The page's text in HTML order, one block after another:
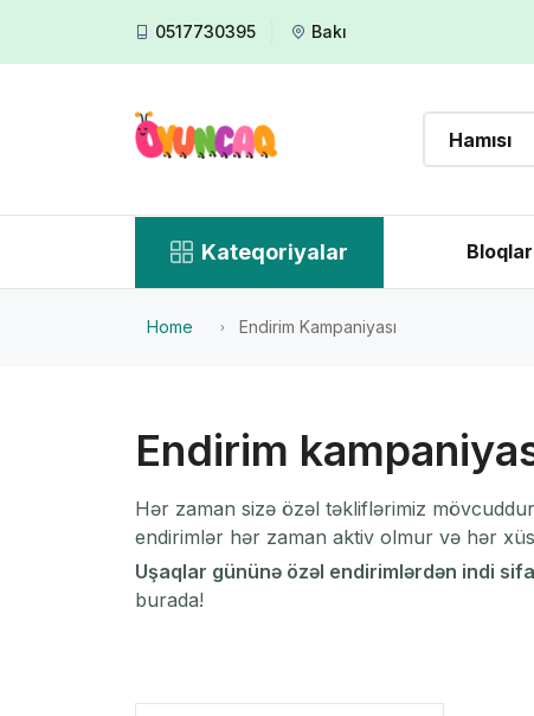
0517730395 Bakı
Kateqoriyalar Bloqlar
Home Endirim Kampaniyası
Endirim
Hər zaman sizə özəl təkliflərimiz
endirimlər hər zaman aktiv olmur və hər
Uşaqlar gününə özəl endirimlərdən indi
burada!